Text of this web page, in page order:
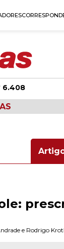
6.408
e Rodrigo